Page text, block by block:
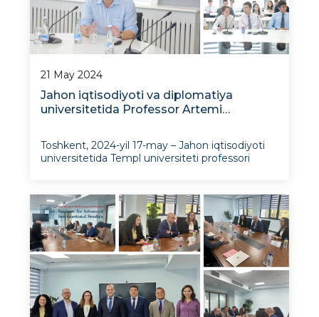
21 May 2024
Jahon iqtisodiyoti va diplomatiya
universitetida Professor Artemi
o’tdi
Toshkent, 2024-yil 17-may – Jahon iqtisodiyoti
universitetida Templ universiteti professori
rivojlanishi: iqtisodiy rivojlanish paradigmalari
bo‘yicha muhokamalar” mavzusida ochiq
ma’ruz